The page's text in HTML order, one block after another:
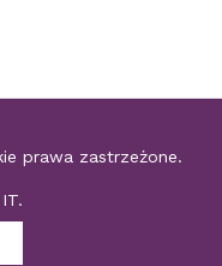
prawa zastrzeżone.
IT.